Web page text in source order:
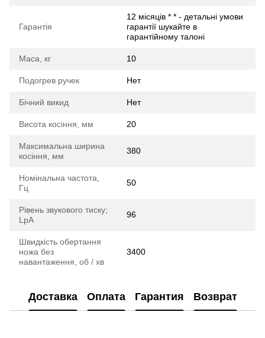
Гарантія
12 місяців * * - детальні умови
гарантії шукайте в
гарантійному талоні
Маса, кг 10
Подогрев ручек Нет
Бічний викид Нет
Висота косіння, мм 20
Максимальна ширина
косіння, мм
380
Номінальна частота,
Гц
50
Рівень звукового тиску;
LpA
96
Швидкість обертання
ножа без
навантаження, об / хв
3400
Доставка Оплата Гарантия Возврат